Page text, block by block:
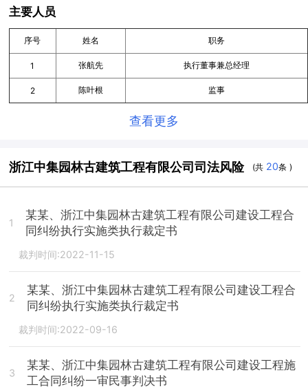
主要人员
序号 姓名 职务
1 张航先 执行董事兼总经理
2 陈叶根 监事
查看更多
浙江中集园林古建筑工程有限公司司法风险 (共 20条 )
1
某某、浙江中集园林古建筑工程有限公司建设工程合
同纠纷执行实施类执行裁定书
裁判时间:2022-11-15
2
某某、浙江中集园林古建筑工程有限公司建设工程合
同纠纷执行实施类执行裁定书
裁判时间:2022-09-16
3
某某、浙江中集园林古建筑工程有限公司建设工程施
工合同纠纷一审民事判决书